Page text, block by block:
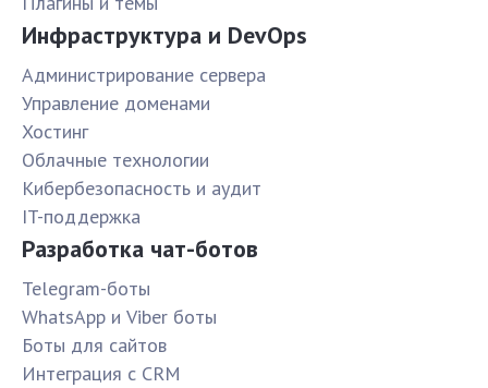
Инфраструктура и DevOps
Администрирование сервера
Управление доменами
Хостинг
Облачные технологии
Кибербезопасность и аудит
IT-поддержка
Разработка чат-ботов
Telegram-боты
WhatsApp и Viber боты
Боты для сайтов
Интеграция с CRM